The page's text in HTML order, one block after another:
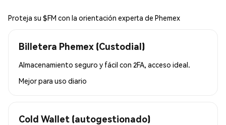
Proteja su $FM con la orientación experta de Phemex
Billetera Phemex (Custodial)
Almacenamiento seguro y fácil con 2FA, acceso ideal.
Mejor para uso diario
Cold Wallet (autogestionado)